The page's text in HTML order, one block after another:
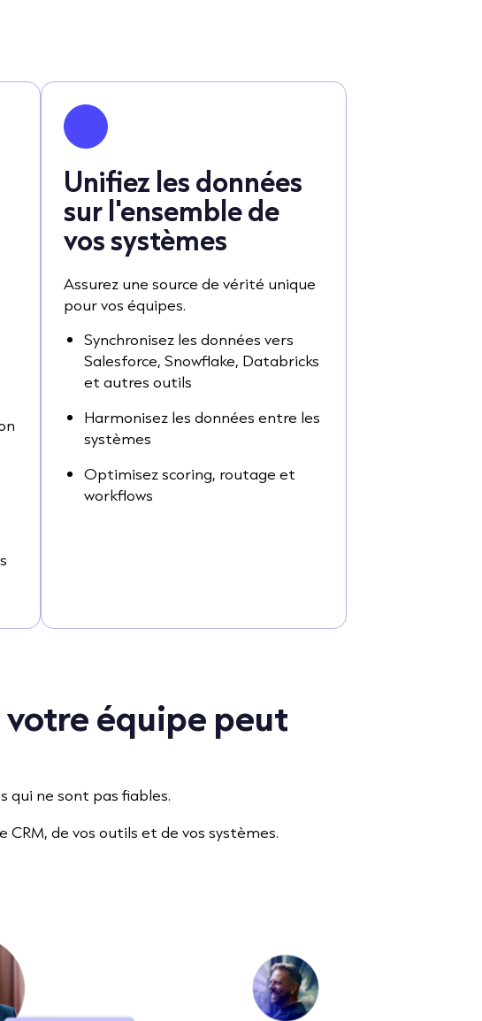
Unifiez les données
sur l'ensemble de
vos systèmes
Assurez une source de vérité unique
pour vos équipes.
Synchronisez les données vers
Salesforce, Snowflake, Databricks
et autres outils
Harmonisez les données entre les
systèmes
Optimisez scoring, routage et
workflows
équipe peut
qui ne sont pas fiables.
de vos outils et de vos systèmes.